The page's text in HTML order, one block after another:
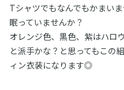
Tシャツでもなんでもかまい
眠っていませんか？
オレンジ色、黒色、紫はハロ
と派手かな？と思ってもこの
ィン衣装になります◎